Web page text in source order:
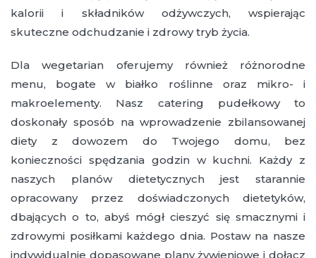
kalorii i składników odżywczych, wspierając
skuteczne odchudzanie i zdrowy tryb życia.
Dla wegetarian oferujemy również różnorodne
menu, bogate w białko roślinne oraz mikro- i
makroelementy. Nasz catering pudełkowy to
doskonały sposób na wprowadzenie zbilansowanej
diety z dowozem do Twojego domu, bez
konieczności spędzania godzin w kuchni. Każdy z
naszych planów dietetycznych jest starannie
opracowany przez doświadczonych dietetyków,
dbających o to, abyś mógł cieszyć się smacznymi i
zdrowymi posiłkami każdego dnia. Postaw na nasze
indywidualnie dopasowane plany żywieniowe i dołącz